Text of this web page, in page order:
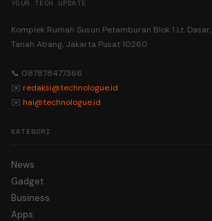
YOUR TECH UPDATE
Komplek Rumah Susun Petamburan Blok 1 Lt. Dasar,
Tanah Abang, Jakarta Pusat 10260
📞 087878477366
✉️ redaksi@technologue.id
✉️ hai@technologue.id
KATEGORI
News
Gadget
Business
Apps